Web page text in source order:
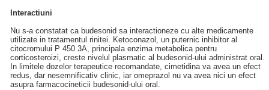
Interactiuni
Nu s-a constatat ca budesonid sa interactioneze cu alte medicamente
utilizate in tratamentul rinitei. Ketoconazol, un puternic inhibitor al
citocromului P 450 3A, principala enzima metabolica pentru
corticosteroizi, creste nivelul plasmatic al budesonid-ului administrat oral.
In limitele dozelor terapeutice recomandate, cimetidina va avea un efect
redus, dar nesemnificativ clinic, iar omeprazol nu va avea nici un efect
asupra farmacocineticii budesonid-ului oral.